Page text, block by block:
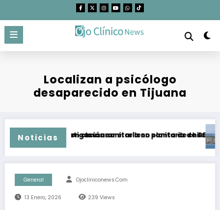
contenido
Localizan a psicólogo
desaparecido en Tijuana
Noticias
exigen clausurar el relleno sanitario de GEN
Realizan investigación sanitaria en planta de chiles
General Ojocliniconews.com
13 Enero, 2026 239 Views